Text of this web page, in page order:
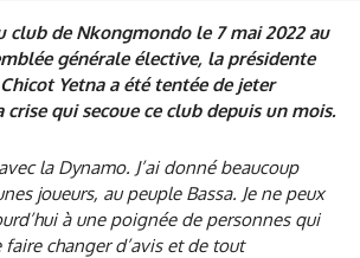
club de Nkongmondo le 7 mai 2022 au
générale élective, la présidente
Yetna a été tentée de jeter
crise qui secoue ce club depuis un mois.
la Dynamo. J’ai donné beaucoup
joueurs, au peuple Bassa. Je ne peux
à une poignée de personnes qui
changer d’avis et de tout